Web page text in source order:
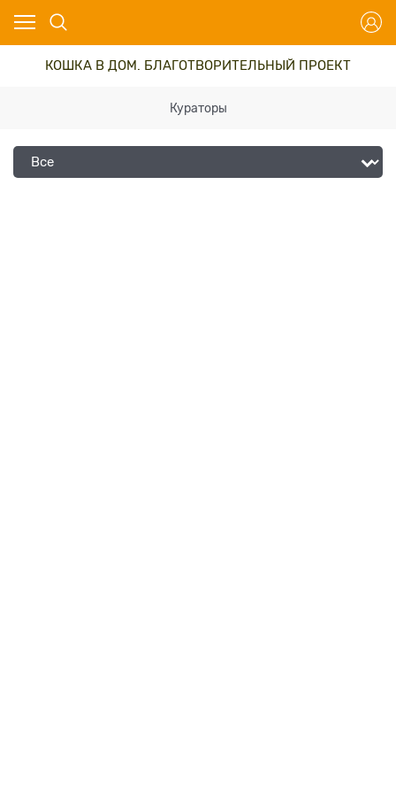
КОШКА В ДОМ. БЛАГОТВОРИТЕЛЬНЫЙ ПРОЕКТ
Кураторы